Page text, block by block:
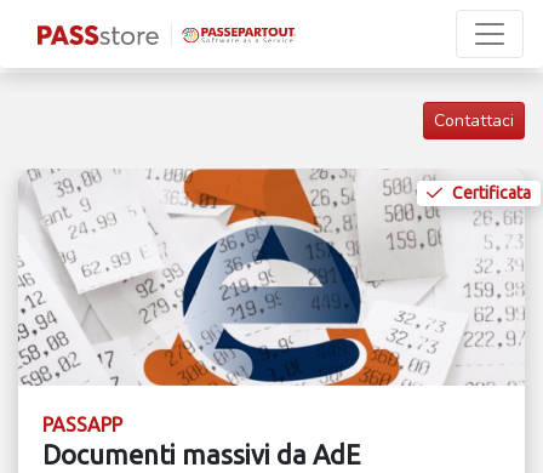
Contattaci
Certificata
PASSAPP
Documenti massivi da AdE